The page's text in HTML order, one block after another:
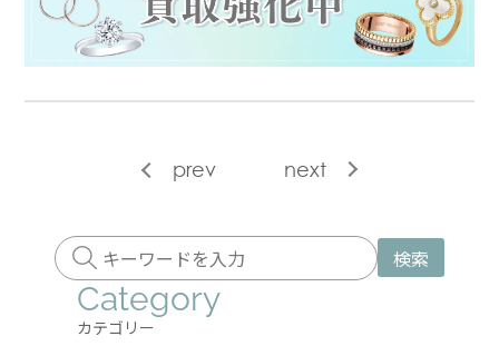
prev next
検索
Category
カテゴリー